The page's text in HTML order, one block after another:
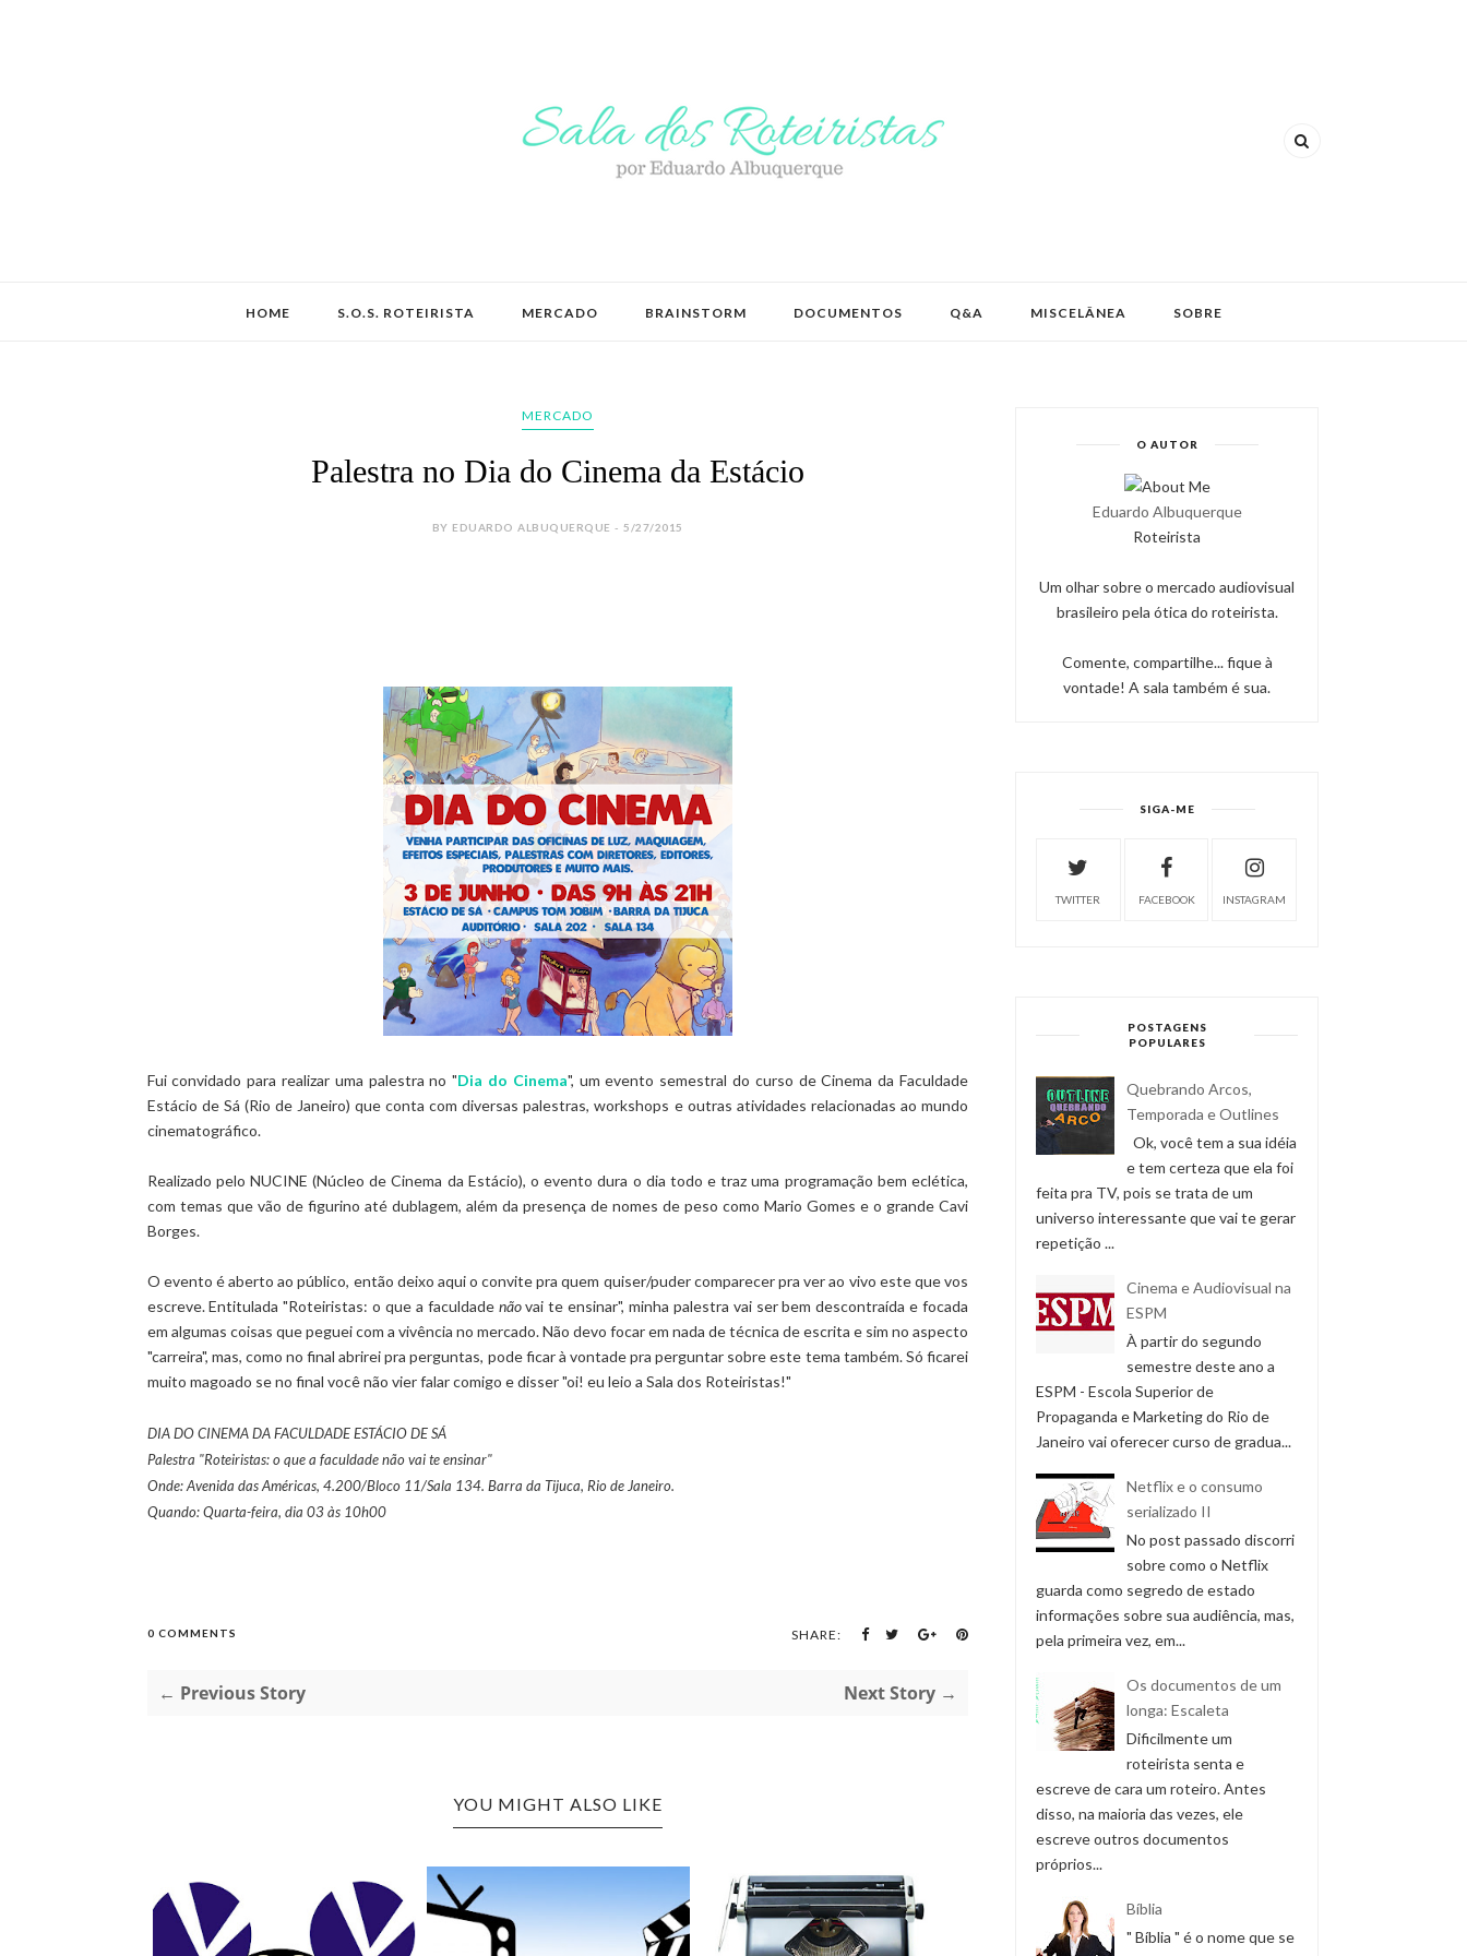
HOME S.O.S. ROTEIRISTA MERCADO BRAINSTORM DOCUMENTOS Q&A MISCELÂNEA SOBRE
MERCADO
Palestra no Dia do Cinema da Estácio
BY EDUARDO ALBUQUERQUE - 5/27/2015
Fui convidado para realizar uma palestra no "Dia do Cinema", um evento semestral do curso de Cinema da Faculdade
Estácio de Sá (Rio de Janeiro) que conta com diversas palestras, workshops e outras atividades relacionadas ao mundo
cinematográfico.
Realizado pelo NUCINE (Núcleo de Cinema da Estácio), o evento dura o dia todo e traz uma programação bem eclética,
com temas que vão de figurino até dublagem, além da presença de nomes de peso como Mario Gomes e o grande Cavi
Borges.
O evento é aberto ao público, então deixo aqui o convite pra quem quiser/puder comparecer pra ver ao vivo este que vos
escreve. Entitulada "Roteiristas: o que a faculdade nãovai te ensinar", minha palestra vai ser bem descontraída e focada
em algumas coisas que peguei com a vivência no mercado. Não devo focar em nada de técnica de escrita e sim no aspecto
"carreira", mas, como no final abrirei pra perguntas, pode ficar à vontade pra perguntar sobre este tema também. Só ficarei
muito magoado se no final você não vier falar comigo e disser "oi! eu leio a Sala dos Roteiristas!"
DIA DO CINEMA DA FACULDADE ESTÁCIO DE SÁ
Palestra "Roteiristas: o que a faculdade não vai te ensinar"
Onde: Avenida das Américas, 4.200/Bloco 11/Sala 134. Barra da Tijuca, Rio de Janeiro.
Quando: Quarta-feira, dia 03 às 10h00
0 COMMENTS SHARE:
← Previous Story Next Story →
YOU MIGHT ALSO LIKE
O AUTOR
Eduardo Albuquerque
Roteirista
Um olhar sobre o mercado audiovisual
brasileiro pela ótica do roteirista.
Comente, compartilhe... fique à
vontade! A sala também é sua.
SIGA-ME
TWITTER FACEBOOK INSTAGRAM
POSTAGENS
POPULARES
Quebrando Arcos,
Temporada e Outlines
Ok, você tem a sua idéia
e tem certeza que ela foi
feita pra TV, pois se trata de um
universo interessante que vai te gerar
repetição ...
Cinema e Audiovisual na
ESPM
À partir do segundo
semestre deste ano a
ESPM - Escola Superior de
Propaganda e Marketing do Rio de
Janeiro vai oferecer curso de gradua...
Netflix e o consumo
serializado II
No post passado discorri
sobre como o Netflix
guarda como segredo de estado
informações sobre sua audiência, mas,
pela primeira vez, em...
Os documentos de um
longa: Escaleta
Dificilmente um
roteirista senta e
escreve de cara um roteiro. Antes
disso, na maioria das vezes, ele
escreve outros documentos
próprios...
Bíblia
" Bíblia " é o nome que se